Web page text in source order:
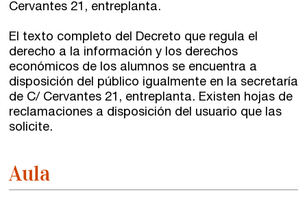
Cervantes 21, entreplanta.
El texto completo del Decreto que regula el
derecho a la información y los derechos
económicos de los alumnos se encuentra a
disposición del público igualmente en la secretaría
de C/ Cervantes 21, entreplanta. Existen hojas de
reclamaciones a disposición del usuario que las
solicite.
Aula